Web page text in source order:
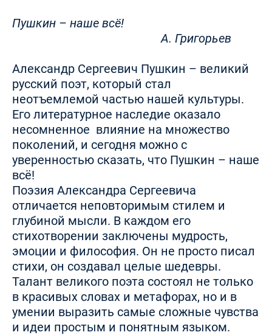
Пушкин – наше всё!
А. Григорьев
Александр Сергеевич Пушкин – великий
русский поэт, который стал
неотъемлемой частью нашей культуры.
Его литературное наследие оказало
несомненное влияние на множество
поколений, и сегодня можно с
уверенностью сказать, что Пушкин – наше
всё!
Поэзия Александра Сергеевича
отличается неповторимым стилем и
глубиной мысли. В каждом его
стихотворении заключены мудрость,
эмоции и философия. Он не просто писал
стихи, он создавал целые шедевры.
Талант великого поэта состоял не только
в красивых словах и метафорах, но и в
умении выразить самые сложные чувства
и идеи простым и понятным языком.